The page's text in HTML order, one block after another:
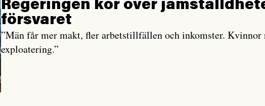
Regeringen kör över
försvaret
”Män får mer makt, fler arbetstillfällen och inkomster.
exploatering.”